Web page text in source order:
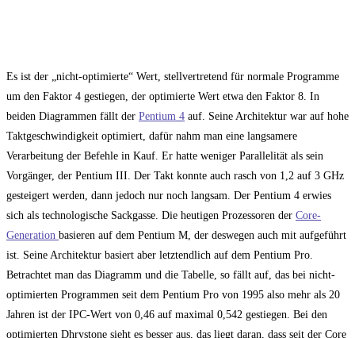
Es ist der „nicht-optimierte“ Wert, stellvertretend für normale Programme
um den Faktor 4 gestiegen, der optimierte Wert etwa den Faktor 8. In
beiden Diagrammen fällt der Pentium 4 auf. Seine Architektur war auf hohe
Taktgeschwindigkeit optimiert, dafür nahm man eine langsamere
Verarbeitung der Befehle in Kauf. Er hatte weniger Parallelität als sein
Vorgänger, der Pentium III. Der Takt konnte auch rasch von 1,2 auf 3 GHz
gesteigert werden, dann jedoch nur noch langsam. Der Pentium 4 erwies
sich als technologische Sackgasse. Die heutigen Prozessoren der Core-
Generation basieren auf dem Pentium M, der deswegen auch mit aufgeführt
ist. Seine Architektur basiert aber letztendlich auf dem Pentium Pro.
Betrachtet man das Diagramm und die Tabelle, so fällt auf, das bei nicht-
optimierten Programmen seit dem Pentium Pro von 1995 also mehr als 20
Jahren ist der IPC-Wert von 0,46 auf maximal 0,542 gestiegen. Bei den
optimierten Dhrystone sieht es besser aus, das liegt daran, dass seit der Core